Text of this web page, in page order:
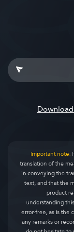
Important note:
translation of the
in conveying the
text, and that the
product
understanding
error-free, as is the
any remarks or